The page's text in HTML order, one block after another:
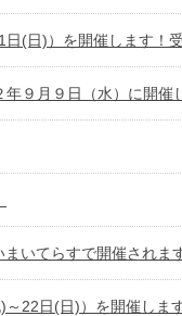
(日)）を開催します！
９月９日（水）に開催
いてらすで開催されます
22日(日)）を開催しま